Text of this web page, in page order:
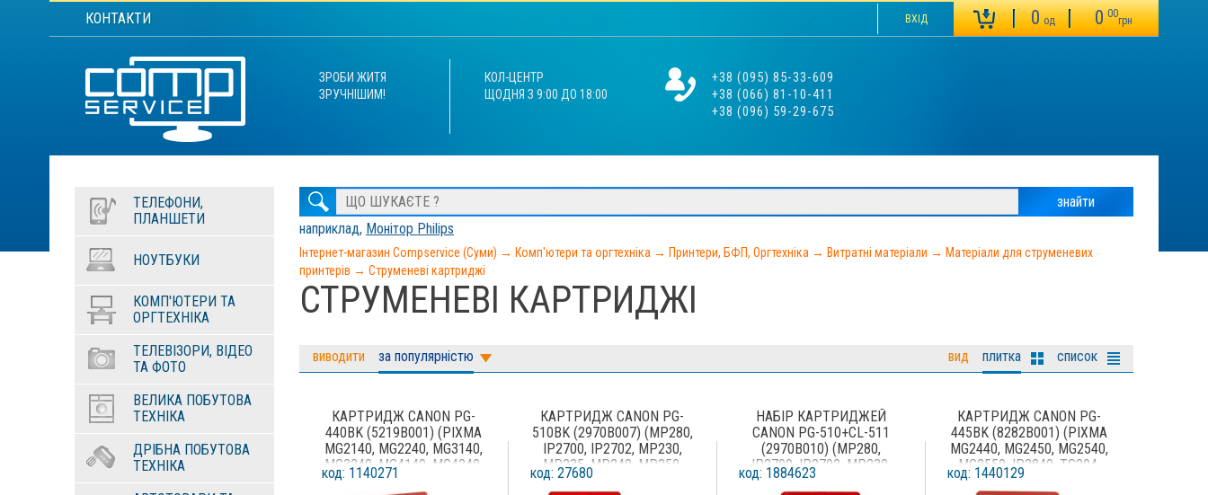
КОНТАКТИ ВХІД 0од 000
грн
ЗРОБИ ЖИТЯ
ЗРУЧНІШИМ!
КОЛ-ЦЕНТР
ЩОДНЯ З 9:00 ДО 18:00
+38 (095) 85-33-609
+38 (066) 81-10-411
+38 (096) 59-29-675
наприклад, Монітор Philips
ТЕЛЕФОНИ,
ПЛАНШЕТИ
НОУТБУКИ
КОМП'ЮТЕРИ ТА
ОРГТЕХНІКА
ТЕЛЕВІЗОРИ, ВІДЕО
ТА ФОТО
ВЕЛИКА ПОБУТОВА
ТЕХНІКА
ДРІБНА ПОБУТОВА
ТЕХНІКА
Інтернет-магазин Compservice (Суми) → Комп'ютери та оргтехніка → Принтери, БФП, Оргтехніка → Витратні матеріали → Матеріали для струменевих
принтерів → Струменеві картриджі
СТРУМЕНЕВІ КАРТРИДЖІ
виводити за популярністю вид плитка список
КАРТРИДЖ CANON PG-
440BK (5219B001) (PIXMA
MG2140, MG2240, MG3140,
MG3240, MG4140, MG4240,
MX374, MX394, MX434,
код: 1140271
КАРТРИДЖ CANON PG-
510BK (2970B007) (MP280,
IP2700, IP2702, MP230,
MP235, MP240, MP250,
MP252, MP260, MP270,
код: 27680
НАБІР КАРТРИДЖЕЙ
CANON PG-510+CL-511
(2970B010) (MP280,
IP2700, IP2702, MP230,
MP235, MP240, MP250,
код: 1884623
КАРТРИДЖ CANON PG-
445BK (8282B001) (PIXMA
MG2440, MG2450, MG2540,
MG2550, IP2840, TS204,
TS304, TS3340, TR4540)
код: 1440129